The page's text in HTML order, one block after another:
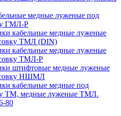
медные луженые под
ГМЛ-Р
кабельные медные луженые
ТМЛ (DIN)
кабельные медные луженые
ТМЛ-Р
штифтовые медные луженые
НШМЛ
кабельные медные под
ТМ, медные луженые ТМЛ.
80